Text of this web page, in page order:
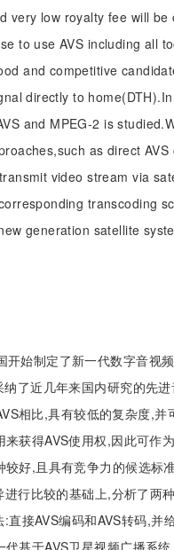
very low royalty fee will
to use AVS including all
and competitive
directly to
and MPEG-2 is
as direct AVS
video stream via
transcoding
generation satellite
开始制定了新一代数字音
纳了近几年来国内研究的先
相比,具有较低的复杂度,并
来获得AVS使用权,因此可作
较好,且具有竞争力的候选标
进行比较的基础上,分析了两
直接AVS编码和AVS转码,并
基于AVS卫星视频广播系统